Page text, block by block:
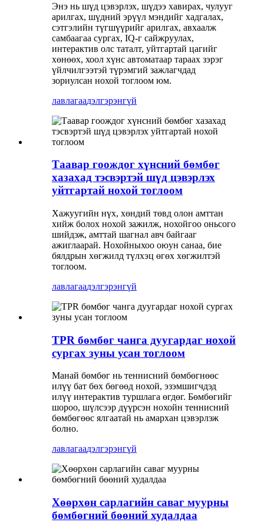
Энэ нь шүд цэвэрлэх, шүдээ хавирах, чулууг
арилгах, шүдний эрүүл мэндийг хадгалах,
сэтгэлийн түгшүүрийг арилгах, авхаалж
самбаагаа сургах, IQ-г сайжруулах,
интерактив олс таталт, уйтгартай цагийг
хөнөөх, хоол хүнс автоматаар тараах зэрэг
үйлчилгээтэй түрэмгий зажлагчдад
зориулсан нохой тоглоом юм.
лавлагаадэлгэрэнгүй
Таавар гоождог хүнсний бөмбөг
хазахад тэсвэртэй шүд цэвэрлэх
уйтгартай нохой тоглоом
Хажуугийн нүх, хөндий төвд олон амттан
хийж болох нохой зажилж, нохойгоо оньсого
шийдэж, амттай шагнал авч байгааг
ажиглаарай. Нохойныхоо оюун санаа, бие
бялдрын хөгжилд түлхэц өгөх хөгжилтэй
тоглоом.
лавлагаадэлгэрэнгүй
TPR бөмбөг чанга дуугардаг нохой
сургах зуны усан тоглоом
Манай бөмбөг нь теннисний бөмбөгнөөс
илүү бат бөх бөгөөд нохой, эзэмшигчдэд
илүү интерактив туршлага өгдөг. Бөмбөгийг
шороо, шүлсээр дүүрсэн нохойн теннисний
бөмбөгөөс ялгаатай нь амархан цэвэрлэж
болно.
лавлагаадэлгэрэнгүй
Хөөрхөн сарлагийн саваг муурны
бөмбөгний бөөний худалдаа